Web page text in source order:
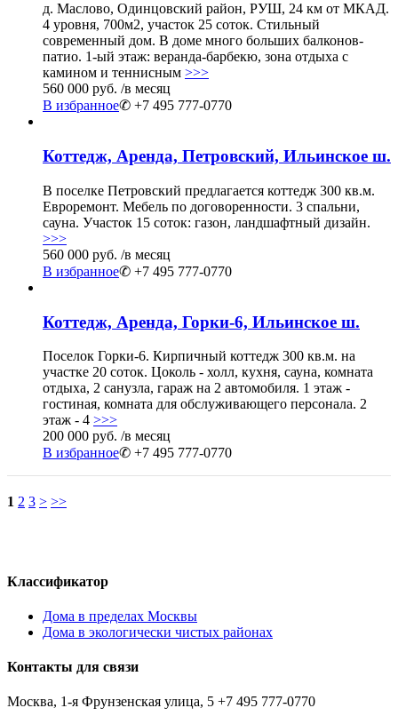
д. Маслово, Одинцовский район, РУШ, 24 км от МКАД.
4 уровня, 700м2, участок 25 соток. Стильный
современный дом. В доме много больших балконов-
патио. 1-ый этаж: веранда-барбекю, зона отдыха с
камином и теннисным >>>
560 000 руб. /в месяц
В избранное✆ +7 495 777-0770
Коттедж, Аренда, Петровский, Ильинское ш.
В поселке Петровский предлагается коттедж 300 кв.м.
Евроремонт. Мебель по договоренности. 3 спальни,
сауна. Участок 15 соток: газон, ландшафтный дизайн.
>>>
560 000 руб. /в месяц
В избранное✆ +7 495 777-0770
Коттедж, Аренда, Горки-6, Ильинское ш.
Поселок Горки-6. Кирпичный коттедж 300 кв.м. на
участке 20 соток. Цоколь - холл, кухня, сауна, комната
отдыха, 2 санузла, гараж на 2 автомобиля. 1 этаж -
гостиная, комната для обслуживающего персонала. 2
этаж - 4 >>>
200 000 руб. /в месяц
В избранное✆ +7 495 777-0770
1 2 3 > >>
Классификатор
Дома в пределах Москвы
Дома в экологически чистых районах
Контакты для связи
Москва, 1-я Фрунзенская улица, 5 +7 495 777-0770